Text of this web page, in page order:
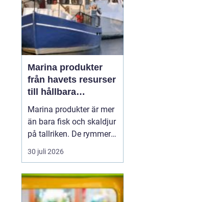
Marina produkter
från havets resurser
till hållbara
upplevelser
Marina produkter är mer
än bara fisk och skaldjur
på tallriken. De rymmer
allt från mat och hälsa
till friluftsliv, kultur och
områden spelar havet en
central roll för både
30 juli 2026